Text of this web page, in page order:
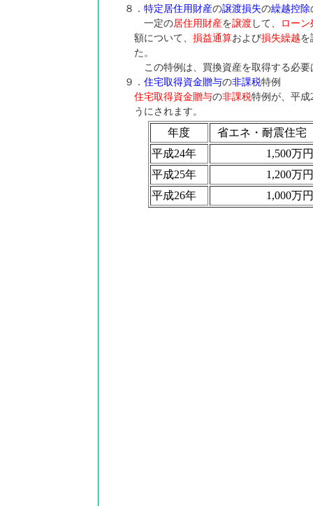
８． 特定居住用財産の譲渡損失の繰越控除
一定の居住用財産を譲渡して、
ローン
額について、 損益通算および損失繰越を
た。
この特例は、買換資産を取得する必要
９． 住宅取得資金贈与の非課税特例
住宅取得資金贈与の非課税特例が、平成
うにされます。
年度
省エネ・耐震住宅
平成24年
1,500万円
平成25年
1,200万円
平成26年
1,000万円